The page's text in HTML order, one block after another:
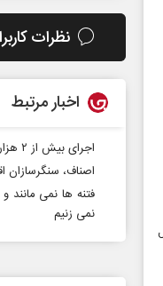
نظرات
اخبار مرتبط
اجرای بیش از ۲ هزار برنامه در هفته دفاع مقدس دراستان یزد
اصناف، سنگرسازان
فتنه ها نمی مانند
نمی زنیم